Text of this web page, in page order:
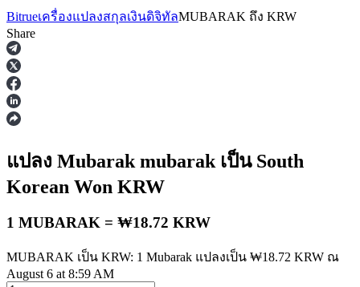
ฟิวเจอร์ส
Bitrueเครื่องแปลงสกุลเงินดิจิทัลMUBARAK ถึง KRW
Share
แปลง Mubarak mubarak เป็น South
Korean Won KRW
1 MUBARAK = ₩18.72 KRW
MUBARAK เป็น KRW: 1 Mubarak แปลงเป็น ₩18.72 KRW ณ
August 6 at 8:59 AM